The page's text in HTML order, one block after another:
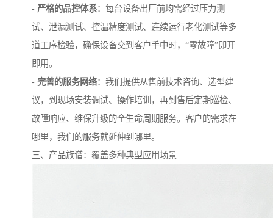
- 严格的品控体系：每台设备出厂前均需经过压力测
试、泄漏测试、控温精度测试、连续运行老化测试等多
道工序检验，确保设备交到客户手中时，“零故障”即开
即用。
- 完善的服务网络：我们提供从售前技术咨询、选型建
议，到现场安装调试、操作培训，再到售后定期巡检、
故障响应、维保升级的全生命周期服务。客户的需求在
哪里，我们的服务就延伸到哪里。
三、产品族谱：覆盖多种典型应用场景